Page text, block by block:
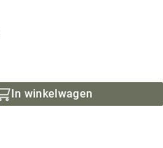
In winkelwagen